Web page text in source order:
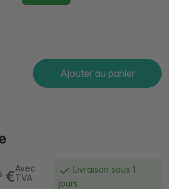
Ajouter au panier
€Avec
TVA
Livraison sous 1
jours